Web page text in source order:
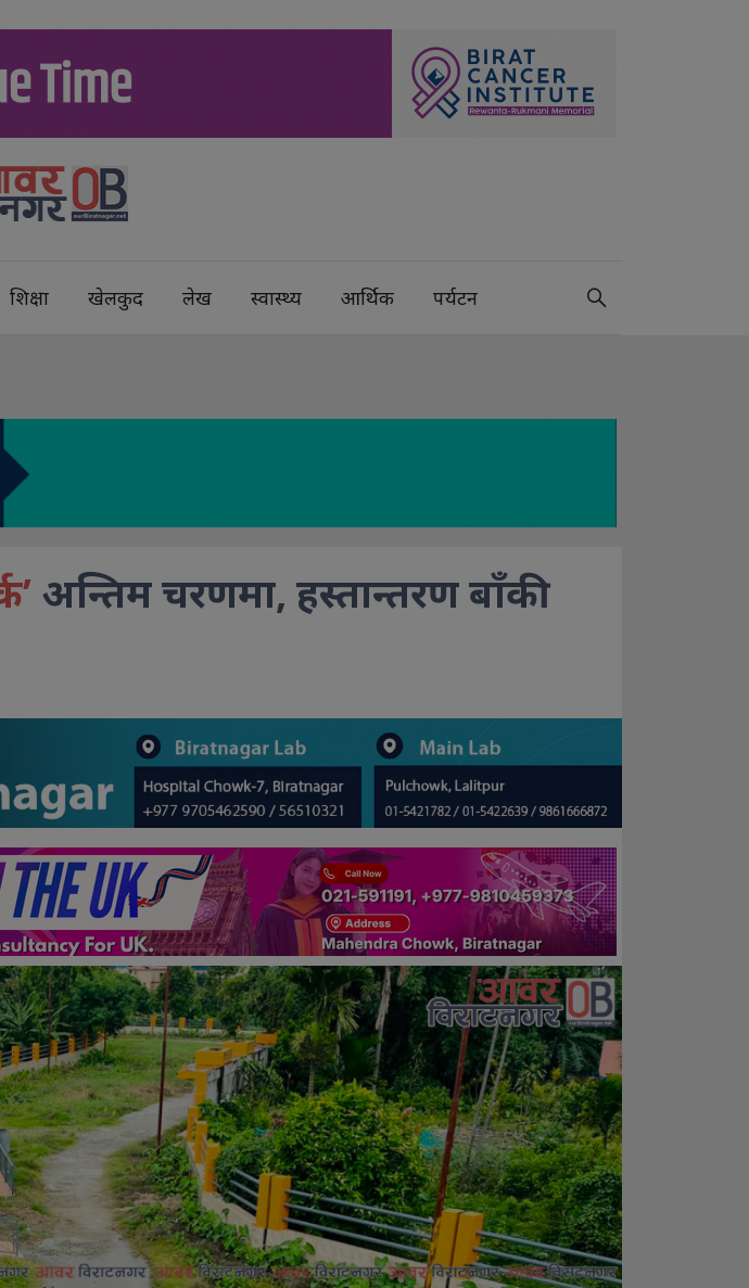
शिक्षा खेलकुद लेख स्वास्थ्य आर्थिक पर्यटन
अन्तिम चरणमा, हस्तान्तरण बाँकी